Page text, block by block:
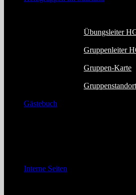
Übungsleiter
Gruppenleiter
Gruppen-Karte
Gästebuch
Interne Seiten